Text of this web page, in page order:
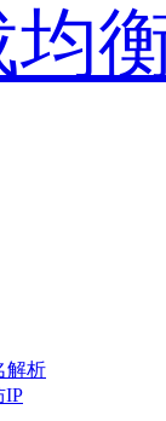
解析
IP